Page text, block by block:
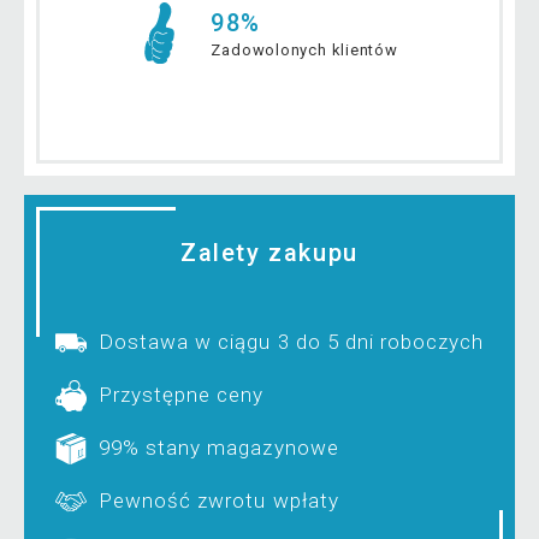
98%
Zadowolonych klientów
Zalety zakupu
Dostawa w ciągu 3 do 5 dni roboczych
Przystępne ceny
99% stany magazynowe
Pewność zwrotu wpłaty